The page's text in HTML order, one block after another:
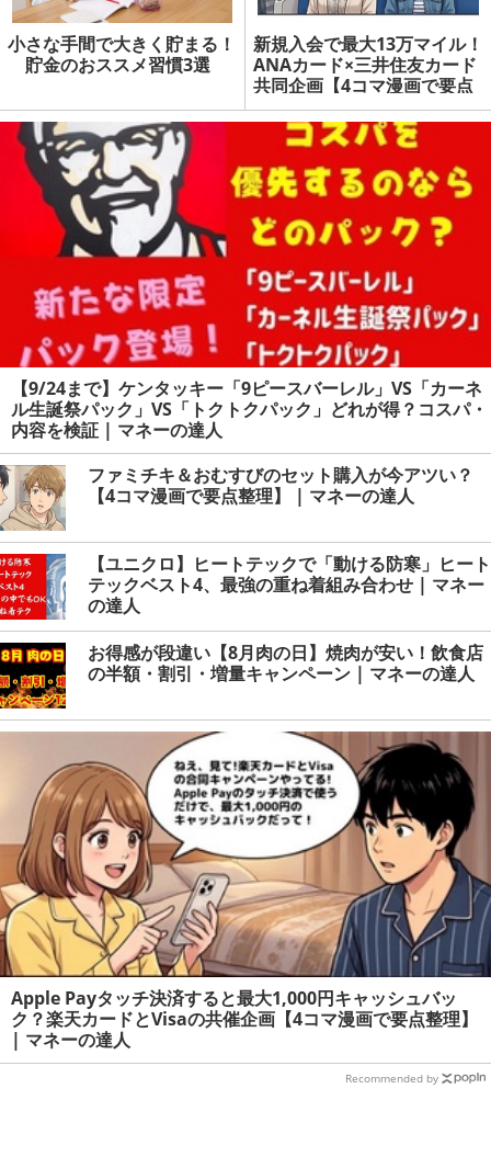
小さな手間で大きく貯まる！
貯金のおススメ習慣3選
新規入会で最大13万マイル！
ANAカード×三井住友カード
共同企画【4コマ漫画で要点
整理】 | マネーの達人
【9/24まで】ケンタッキー「9ピースバーレル」VS「カーネ
ル生誕祭パック」VS「トクトクパック」どれが得？コスパ・
内容を検証 | マネーの達人
ファミチキ＆おむすびのセット購入が今アツい？
【4コマ漫画で要点整理】 | マネーの達人
【ユニクロ】ヒートテックで「動ける防寒」ヒート
テックベスト4、最強の重ね着組み合わせ | マネー
の達人
お得感が段違い【8月肉の日】焼肉が安い！飲食店
の半額・割引・増量キャンペーン | マネーの達人
Apple Payタッチ決済すると最大1,000円キャッシュバッ
ク？楽天カードとVisaの共催企画【4コマ漫画で要点整理】
| マネーの達人
Recommended by